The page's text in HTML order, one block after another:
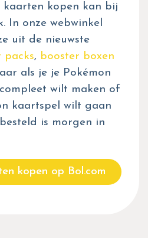
kaarten kopen kan bij
In onze webwinkel
uit de nieuwste
packs, booster boxen
als je je Pokémon
wilt maken of
kaartspel wilt gaan
is morgen in
kopen op Bol.com